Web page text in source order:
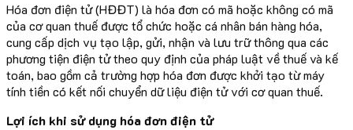
Hóa đơn điện tử (HĐĐT) là hóa đơn có mã hoặc không có mã
của cơ quan thuế được tổ chức hoặc cá nhân bán hàng hóa,
cung cấp dịch vụ tạo lập, gửi, nhận và lưu trữ thông qua các
phương tiện điện tử theo quy định của pháp luật về thuế và kế
toán, bao gồm cả trường hợp hóa đơn được khởi tạo từ máy
tính tiền có kết nối chuyển dữ liệu điện tử với cơ quan thuế.
Lợi ích khi sử dụng hóa đơn điện tử